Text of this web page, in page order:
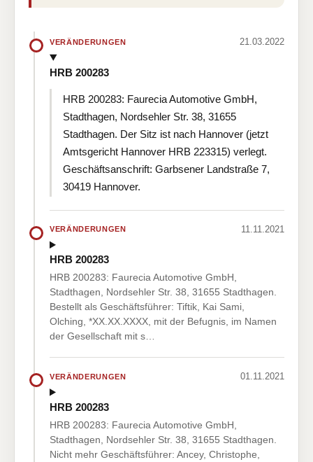
VERÄNDERUNGEN 21.03.2022
HRB 200283
HRB 200283: Faurecia Automotive GmbH,
Stadthagen, Nordsehler Str. 38, 31655
Stadthagen. Der Sitz ist nach Hannover (jetzt
Amtsgericht Hannover HRB 223315) verlegt.
Geschäftsanschrift: Garbsener Landstraße 7,
30419 Hannover.
VERÄNDERUNGEN 11.11.2021
HRB 200283
HRB 200283: Faurecia Automotive GmbH,
Stadthagen, Nordsehler Str. 38, 31655 Stadthagen.
Bestellt als Geschäftsführer: Tiftik, Kai Sami,
Olching, *XX.XX.XXXX, mit der Befugnis, im Namen
der Gesellschaft mit s…
VERÄNDERUNGEN 01.11.2021
HRB 200283
HRB 200283: Faurecia Automotive GmbH,
Stadthagen, Nordsehler Str. 38, 31655 Stadthagen.
Nicht mehr Geschäftsführer: Ancey, Christophe,